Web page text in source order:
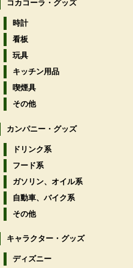
コカコーラ・グッズ
時計
看板
玩具
キッチン用品
喫煙具
その他
カンパニー・グッズ
ドリンク系
フード系
ガソリン、オイル系
自動車、バイク系
その他
キャラクター・グッズ
ディズニー